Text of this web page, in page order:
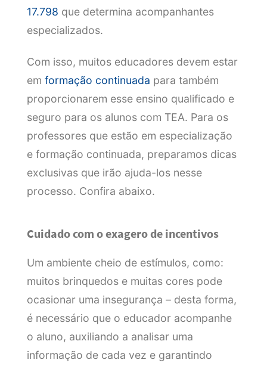
17.798 que determina acompanhantes
especializados.
Com isso, muitos educadores devem estar
em formação continuada para também
proporcionarem esse ensino qualificado e
seguro para os alunos com TEA. Para os
professores que estão em especialização
e formação continuada, preparamos dicas
exclusivas que irão ajuda-los nesse
processo. Confira abaixo.
Cuidado com o exagero de incentivos
Um ambiente cheio de estímulos, como:
muitos brinquedos e muitas cores pode
ocasionar uma insegurança – desta forma,
é necessário que o educador acompanhe
o aluno, auxiliando a analisar uma
informação de cada vez e garantindo